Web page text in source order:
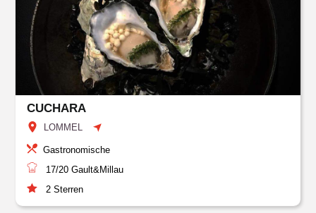
CUCHARA
LOMMEL
Gastronomische
17/20 Gault&Millau
2 Sterren